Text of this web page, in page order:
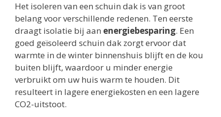
Het isoleren van een schuin dak is van groot
belang voor verschillende redenen. Ten eerste
draagt isolatie bij aan energiebesparing. Een
goed geïsoleerd schuin dak zorgt ervoor dat
warmte in de winter binnenshuis blijft en de kou
buiten blijft, waardoor u minder energie
verbruikt om uw huis warm te houden. Dit
resulteert in lagere energiekosten en een lagere
CO2-uitstoot.